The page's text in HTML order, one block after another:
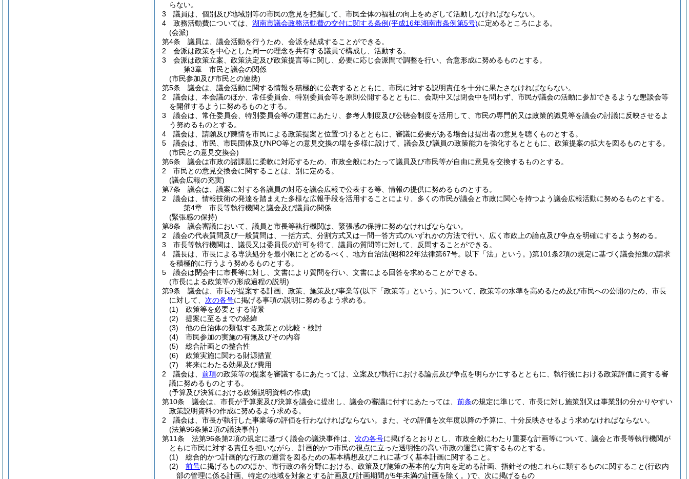
らない。
3
議員は、個別及び地域別等の市民の意見を把握して、市民全体の福祉の向上をめざして活動しなければならない。
4
政務活動費については、 湖南市議会政務活動費の交付に関する条例(平成16年湖南市条例第5号)に定めるところによる。
(会派)
第4条
議員は、議会活動を行うため、会派を結成することができる。
2
会派は政策を中心とした同一の理念を共有する議員で構成し、活動する。
3
会派は政策立案、政策決定及び政策提言等に関し、必要に応じ会派間で調整を行い、合意形成に努めるものとする。
第3章
市民と議会の関係
(市民参加及び市民との連携)
第5条
議会は、議会活動に関する情報を積極的に公表するとともに、市民に対する説明責任を十分に果たさなければならない。
2
議会は、本会議のほか、常任委員会、特別委員会等を原則公開するとともに、会期中又は閉会中を問わず、市民が議会の活動に参加できるような懇談会等
を開催するように努めるものとする。
3
議会は、常任委員会、特別委員会等の運営にあたり、参考人制度及び公聴会制度を活用して、市民の専門的又は政策的識見等を議会の討議に反映させるよ
う努めるものとする。
4
議会は、請願及び陳情を市民による政策提案と位置づけるとともに、審議に必要がある場合は提出者の意見を聴くものとする。
5
議会は、市民、市民団体及びNPO等との意見交換の場を多様に設けて、議会及び議員の政策能力を強化するとともに、政策提案の拡大を図るものとする。
(市民との意見交換会)
第6条
議会は市政の諸課題に柔軟に対応するため、市政全般にわたって議員及び市民等が自由に意見を交換するものとする。
2
市民との意見交換会に関することは、別に定める。
(議会広報の充実)
第7条
議会は、議案に対する各議員の対応を議会広報で公表する等、情報の提供に努めるものとする。
2
議会は、情報技術の発達を踏まえた多様な広報手段を活用することにより、多くの市民が議会と市政に関心を持つよう議会広報活動に努めるものとする。
第4章
市長等執行機関と議会及び議員の関係
(緊張感の保持)
第8条
議会審議において、議員と市長等執行機関は、緊張感の保持に努めなければならない。
2
議会の代表質問及び一般質問は、一括方式、分割方式又は一問一答方式のいずれかの方法で行い、広く市政上の論点及び争点を明確にするよう努める。
3
市長等執行機関は、議長又は委員長の許可を得て、議員の質問等に対して、反問することができる。
4
議長は、市長による専決処分を最小限にとどめるべく、地方自治法(昭和22年法律第67号。以下「法」という。)第101条2項の規定に基づく議会招集の請求
を積極的に行うよう努めるものとする。
5
議会は閉会中に市長等に対し、文書により質問を行い、文書による回答を求めることができる。
(市長による政策等の形成過程の説明)
第9条
議会は、市長が提案する計画、政策、施策及び事業等(以下「政策等」という。)について、政策等の水準を高めるため及び市民への公開のため、市長
に対して、 次の各号に掲げる事項の説明に努めるよう求める。
(1)
政策等を必要とする背景
(2)
提案に至るまでの経緯
(3)
他の自治体の類似する政策との比較・検討
(4)
市民参加の実施の有無及びその内容
(5)
総合計画との整合性
(6)
政策実施に関わる財源措置
(7)
将来にわたる効果及び費用
2
議会は、 前項の政策等の提案を審議するにあたっては、立案及び執行における論点及び争点を明らかにするとともに、執行後における政策評価に資する審
議に努めるものとする。
(予算及び決算における政策説明資料の作成)
第10条
議会は、市長が予算案及び決算を議会に提出し、議会の審議に付すにあたっては、 前条の規定に準じて、市長に対し施策別又は事業別の分かりやすい
政策説明資料の作成に努めるよう求める。
2
議会は、市長が執行した事業等の評価を行わなければならない。
また、その評価を次年度以降の予算に、十分反映させるよう求めなければならない。
(法第96条第2項の議決事件)
第11条
法第96条第2項の規定に基づく議会の議決事件は、 次の各号に掲げるとおりとし、市政全般にわたり重要な計画等について、議会と市長等執行機関が
ともに市民に対する責任を担いながら、計画的かつ市民の視点に立った透明性の高い市政の運営に資するものとする。
(1)
総合的かつ計画的な行政の運営を図るための基本構想及びこれに基づく基本計画に関すること。
(2)
前号に掲げるもののほか、市行政の各分野における、政策及び施策の基本的な方向を定める計画、指針その他これらに類するものに関すること(行政内
部の管理に係る計画、特定の地域を対象とする計画及び計画期間が5年未満の計画を除く。)で、次に掲げるもの